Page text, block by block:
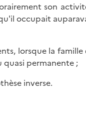
son
occupait
lorsque la
quasi permanente ;
inverse.